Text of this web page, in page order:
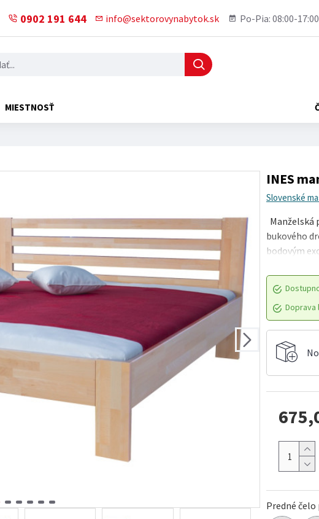
0902 191 644 info@sektorovynabytok.sk Po-Pia: 08:00-
MIESTNOSŤ
INES
Slovenské
Manželská
bukového
bodovým
Doprava
Predné